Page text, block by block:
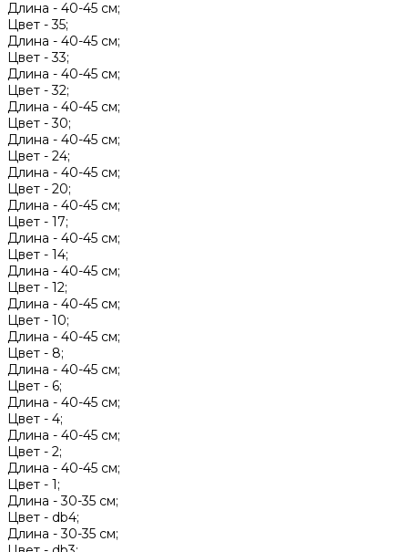
Длина - 40-45 см;
Цвет -35;
Длина - 40-45 см;
Цвет -33;
Длина - 40-45 см;
Цвет -32;
Длина - 40-45 см;
Цвет -30;
Длина - 40-45 см;
Цвет - 24;
Длина - 40-45 см;
Цвет - 20;
Длина - 40-45 см;
Цвет - 17;
Длина - 40-45 см;
Цвет - 14;
Длина - 40-45 см;
Цвет - 12;
Длина - 40-45 см;
Цвет - 10;
Длина - 40-45 см;
Цвет - 8;
Длина - 40-45 см;
Цвет - 6;
Длина - 40-45 см;
Цвет - 4;
Длина - 40-45 см;
Цвет - 2;
Длина - 40-45 см;
Цвет - 1;
Длина -30-35 см;
Цвет - db4;
Длина -30-35 см;